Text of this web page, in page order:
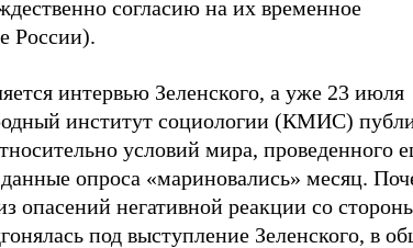
согласию на их временное
России).
интервью Зеленского, а уже 23 июля
институт социологии (КМИС)
условий мира, проведенного
опроса «мариновались» месяц.
опасений негативной реакции со
под выступление Зеленского, в